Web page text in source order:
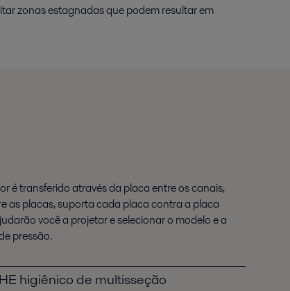
zonas estagnadas que podem resultar em
é transferido através da placa entre os canais,
as placas, suporta cada placa contra a placa
você a projetar e selecionar o modelo e a
pressão.
higiênico de multisseção